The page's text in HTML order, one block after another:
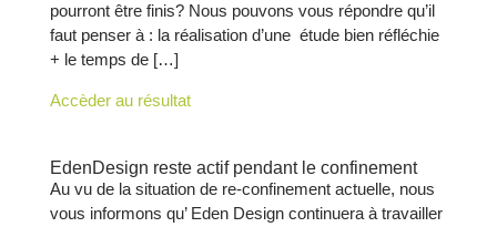
pourront être finis? Nous pouvons vous répondre qu’il
faut penser à : la réalisation d’une étude bien réfléchie
+ le temps de […]
Accèder au résultat
EdenDesign reste actif pendant le confinement
Au vu de la situation de re-confinement actuelle, nous
vous informons qu’ Eden Design continuera à travailler